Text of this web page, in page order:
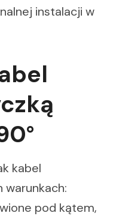
instalacji w
kabel
warunkach:
pod kątem,